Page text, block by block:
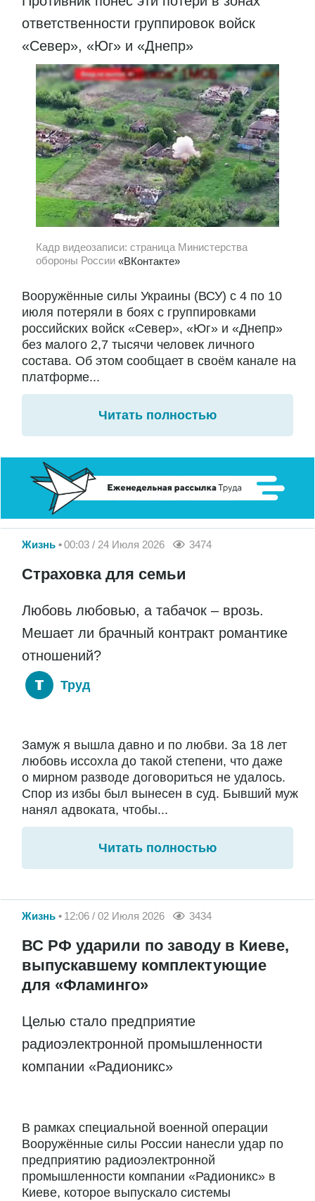
ответственности группировок войск
«Север», «Юг» и «Днепр»
Кадр видеозаписи: страница Министерства
обороны России «ВКонтакте»
Вооружённые силы Украины (ВСУ) с 4 по 10
июля потеряли в боях с группировками
российских войск «Север», «Юг» и «Днепр»
без малого 2,7 тысячи человек личного
состава. Об этом сообщает в своём канале на
платформе...
Читать полностью
Жизнь 00:03 / 24 Июля 2026 3474
Страховка для семьи
Любовь любовью, а табачок – врозь.
Мешает ли брачный контракт романтике
отношений?
Труд
Замуж я вышла давно и по любви. За 18 лет
любовь иссохла до такой степени, что даже
о мирном разводе договориться не удалось.
Спор из избы был вынесен в суд. Бывший муж
нанял адвоката, чтобы...
Читать полностью
Жизнь 12:06 / 02 Июля 2026 3434
ВС РФ ударили по заводу в Киеве,
выпускавшему комплектующие
для «Фламинго»
Целью стало предприятие
радиоэлектронной промышленности
компании «Радионикс»
В рамках специальной военной операции
Вооружённые силы России нанесли удар по
предприятию радиоэлектронной
промышленности компании «Радионикс» в
Киеве, которое выпускало системы